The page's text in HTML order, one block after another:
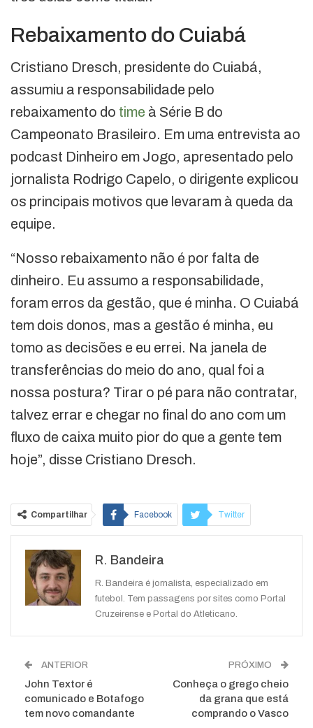
Rebaixamento do Cuiabá
Cristiano Dresch, presidente do Cuiabá,
assumiu a responsabilidade pelo
rebaixamento do time à Série B do
Campeonato Brasileiro. Em uma entrevista ao
podcast Dinheiro em Jogo, apresentado pelo
jornalista Rodrigo Capelo, o dirigente explicou
os principais motivos que levaram à queda da
equipe.
“Nosso rebaixamento não é por falta de
dinheiro. Eu assumo a responsabilidade,
foram erros da gestão, que é minha. O Cuiabá
tem dois donos, mas a gestão é minha, eu
tomo as decisões e eu errei. Na janela de
transferências do meio do ano, qual foi a
nossa postura? Tirar o pé para não contratar,
talvez errar e chegar no final do ano com um
fluxo de caixa muito pior do que a gente tem
hoje”, disse Cristiano Dresch.
Compartilhar Facebook Twitter
WhatsApp
R. Bandeira
R. Bandeira é jornalista, especializado em
futebol. Tem passagens por sites como Portal
Cruzeirense e Portal do Atleticano.
ANTERIOR
John Textor é
comunicado e Botafogo
tem novo comandante
PRÓXIMO
Conheça o grego cheio
da grana que está
comprando o Vasco